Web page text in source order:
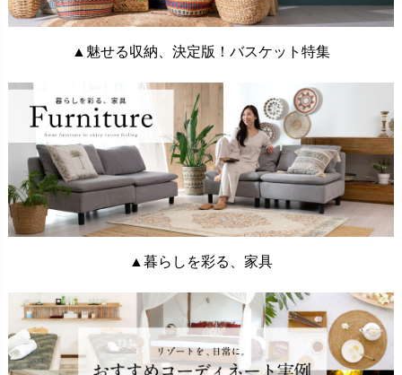
▲魅せる収納、決定版！バスケット特集
▲暮らしを彩る、家具